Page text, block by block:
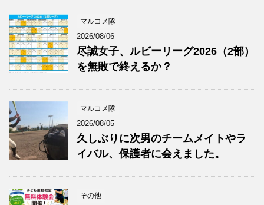
マルコメ隊
2026/08/06
尽誠女子、ルビーリーグ2026（2部）
を無敗で終えるか？
マルコメ隊
2026/08/05
久しぶりに次男のチームメイトやラ
イバル、保護者に会えました。
その他